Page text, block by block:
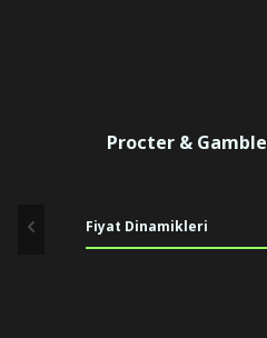
Procter & Gamble
Fiyat Dinamikleri